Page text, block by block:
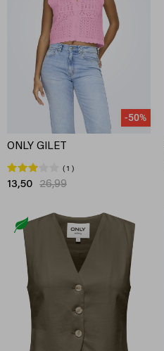
-50%
ONLY GILET
1
13,50 26,99